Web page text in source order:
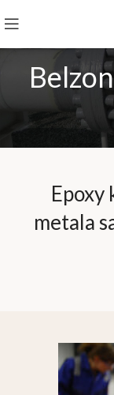
Epoxy
metala